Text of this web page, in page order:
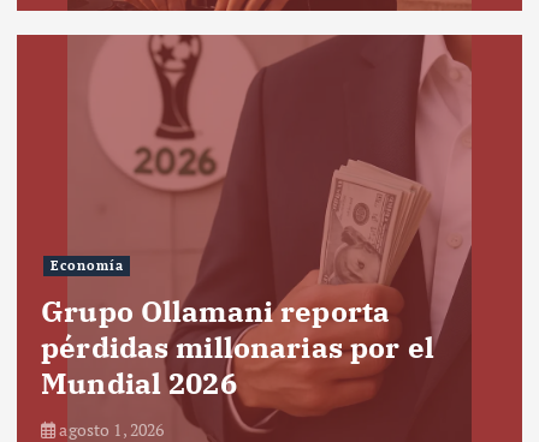
Economía
Grupo Ollamani reporta
pérdidas millonarias por el
Mundial 2026
agosto 1, 2026